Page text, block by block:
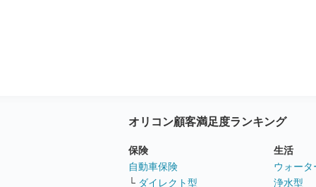
オリコン顧客満足度ランキング
保険
自動車保険
└ ダイレクト型
生活
ウォー
浄水型